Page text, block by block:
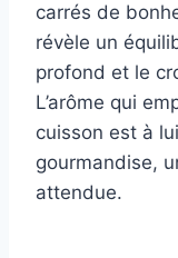
carrés de
révèle un
profond et le
L’arôme qui
cuisson est à
gourmandise,
attendue.